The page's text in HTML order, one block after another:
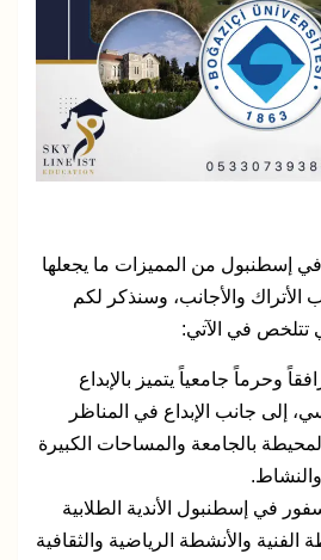
إسطنبول من المميزات ما يجعلها
الأتراك والأجانب، وسنذكر لكم
تتلخص في الآتي:
وحرماً جامعياً يتميز بالإبداع
إلى جانب الإبداع في المناظر
المحيطة بالجامعة والمساحات الكبيرة
والنشاط.
في إسطنبول الأندية الطلابية
الفنية والأنشطة الرياضية والثقافية